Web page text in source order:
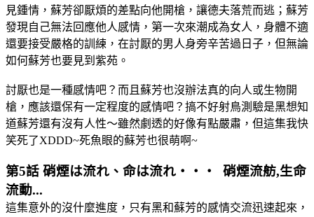
見鍾情，蘇芳卻厭煩的差點向他開槍，讓德夫落荒而逃；蘇芳
發現自己無法回應他人感情，第一次來潮成為女人，身體不適
還要接受嚴格的訓練，在討厭的男人身旁辛苦過日子，但無論
如何蘇芳也要見到紫苑。
討厭也是一種感情吧？而且蘇芳也沒辦法真的向人或生物開
槍，應該還保有一定程度的感情吧？搞不好射鳥測驗是黑想知
道蘇芳還有沒有人性～雖然劇透的好像有點嚴肅，但這集我快
笑死了XDDD~死魚眼的蘇芳也很萌啊~
第5話 硝煙は流れ、命は流れ・・・ 硝煙流舫,生命
流動...
這集意外的沒什麼進度，只有黑和蘇芳的感情交流迅速起來，